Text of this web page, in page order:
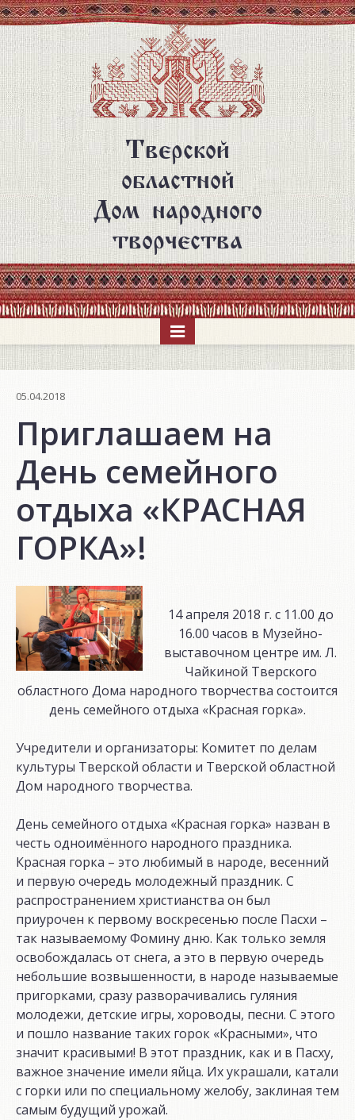
Перейти
к
основному
содержанию
Тверской
областной
Дом народного
творчества
05.04.2018
Приглашаем на
День семейного
отдыха «КРАСНАЯ
ГОРКА»!
14 апреля 2018 г. с 11.00 до
16.00 часов в Музейно-
выставочном центре им. Л.
Чайкиной Тверского
областного Дома народного творчества состоится
день семейного отдыха «Красная горка».
Учредители и организаторы: Комитет по делам
культуры Тверской области и Тверской областной
Дом народного творчества.
День семейного отдыха «Красная горка» назван в
честь одноимённого народного праздника.
Красная горка – это любимый в народе, весенний
и первую очередь молодежный праздник. С
распространением христианства он был
приурочен к первому воскресенью после Пасхи –
так называемому Фомину дню. Как только земля
освобождалась от снега, а это в первую очередь
небольшие возвышенности, в народе называемые
пригорками, сразу разворачивались гуляния
молодежи, детские игры, хороводы, песни. С этого
и пошло название таких горок «Красными», что
значит красивыми! В этот праздник, как и в Пасху,
важное значение имели яйца. Их украшали, катали
с горки или по специальному желобу, заклиная тем
самым будущий урожай.